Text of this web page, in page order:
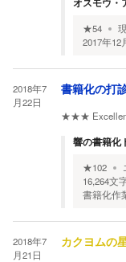
オスモウ・
★54
2017年12
2018年7
月22日
書籍化の打
★★★
響の書籍化
★102
16,264文
書籍化作
2018年7
月21日
カクヨムの